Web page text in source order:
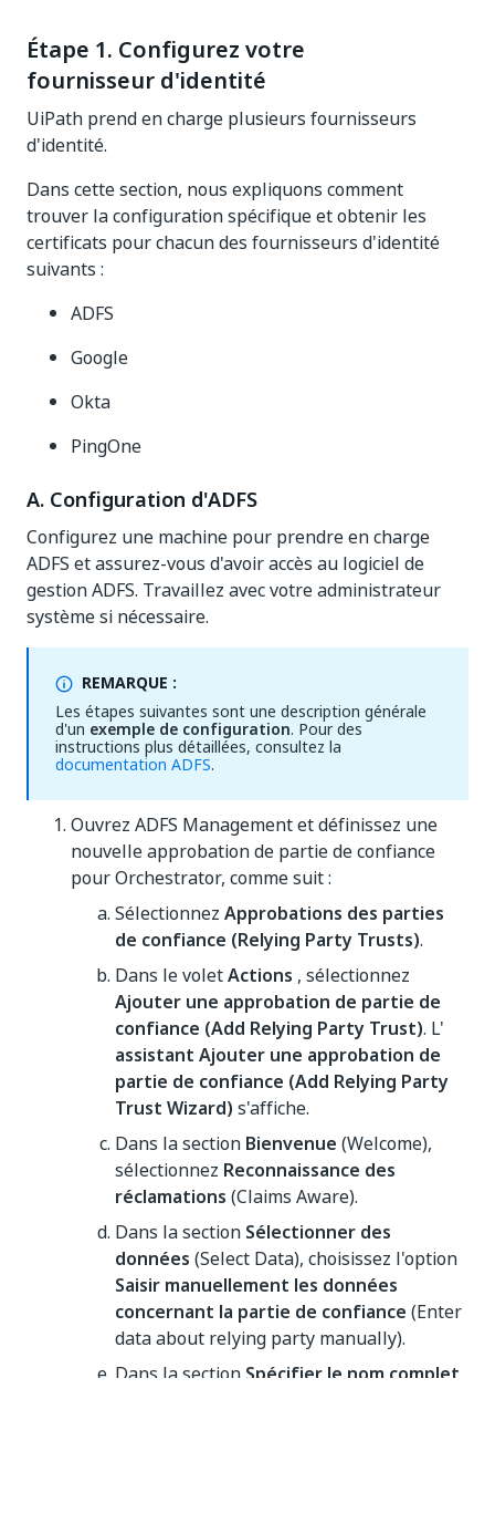
Étape 1. Configurez votre
fournisseur d'identité
UiPath prend en charge plusieurs fournisseurs
d'identité.
Dans cette section, nous expliquons comment
trouver la configuration spécifique et obtenir les
certificats pour chacun des fournisseurs d'identité
suivants :
ADFS
Google
Okta
PingOne
A. Configuration d'ADFS
Configurez une machine pour prendre en charge
ADFS et assurez-vous d'avoir accès au logiciel de
gestion ADFS. Travaillez avec votre administrateur
système si nécessaire.
REMARQUE :
Les étapes suivantes sont une description générale
d'un exemple de configuration. Pour des
instructions plus détaillées, consultez la
documentation ADFS.
Ouvrez ADFS Management et définissez une
nouvelle approbation de partie de confiance
pour Orchestrator, comme suit :
Sélectionnez Approbations des parties
de confiance (Relying Party Trusts).
Dans le voletActions , sélectionnez
Ajouter une approbation de partie de
confiance (Add Relying Party Trust). L'
assistant Ajouter une approbation de
partie de confiance (Add Relying Party
Trust Wizard) s'affiche.
Dans la section Bienvenue (Welcome),
sélectionnez Reconnaissance des
réclamations (Claims Aware).
Dans la section Sélectionner des
données (Select Data), choisissez l'option
Saisir manuellement les données
concernant la partie de confiance (Enter
data about relying party manually).
Dans la section Spécifier le nom complet